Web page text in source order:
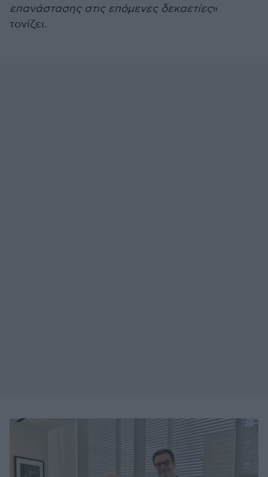
επανάστασης στις επόμενες δεκαετίες»
τονίζει.